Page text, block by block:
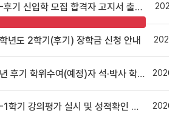
신입학 모집 합격자 고지서 출력 및 등록안내
년도 2학기(후기) 장학금 신청 안내
학위수여(예정)자 석·박사 학위논문 원문파일 및 인쇄본 제출 안내
기 강의평가 실시 및 성적확인 기간 안내